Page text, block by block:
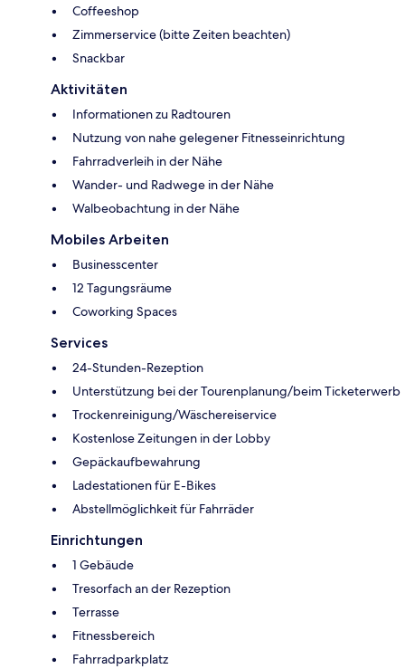
Coffeeshop
Zimmerservice (bitte Zeiten beachten)
Snackbar
Aktivitäten
Informationen zu Radtouren
Nutzung von nahe gelegener Fitnesseinrichtung
Fahrradverleih in der Nähe
Wander- und Radwege in der Nähe
Walbeobachtung in der Nähe
Mobiles Arbeiten
Businesscenter
12 Tagungsräume
Coworking Spaces
Services
24-Stunden-Rezeption
Unterstützung bei der Tourenplanung/beim Ticketerwerb
Trockenreinigung/Wäschereiservice
Kostenlose Zeitungen in der Lobby
Gepäckaufbewahrung
Ladestationen für E-Bikes
Abstellmöglichkeit für Fahrräder
Einrichtungen
1 Gebäude
Tresorfach an der Rezeption
Terrasse
Fitnessbereich
Fahrradparkplatz